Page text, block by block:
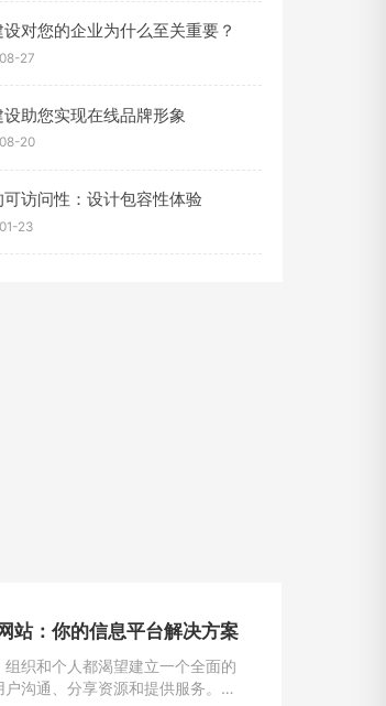
对您的企业为什么至关重要？
27
助您实现在线品牌形象
20
访问性：设计包容性体验
23
站：你的信息平台解决方案
织和个人都渴望建立一个全面的
沟通、分享资源和提供服务。